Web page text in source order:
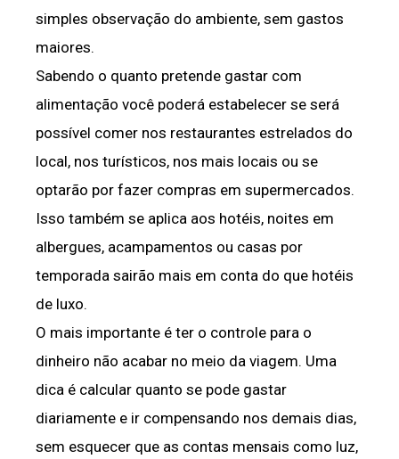
simples observação do ambiente, sem gastos
maiores.
Sabendo o quanto pretende gastar com
alimentação você poderá estabelecer se será
possível comer nos restaurantes estrelados do
local, nos turísticos, nos mais locais ou se
optarão por fazer compras em supermercados.
Isso também se aplica aos hotéis, noites em
albergues, acampamentos ou casas por
temporada sairão mais em conta do que hotéis
de luxo.
O mais importante é ter o controle para o
dinheiro não acabar no meio da viagem. Uma
dica é calcular quanto se pode gastar
diariamente e ir compensando nos demais dias,
sem esquecer que as contas mensais como luz,